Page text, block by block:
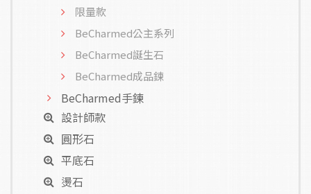
限量款
BeCharmed公主系列
BeCharmed誕生石
BeCharmed成品鍊
BeCharmed手鍊
設計師款
圓形石
平底石
燙石